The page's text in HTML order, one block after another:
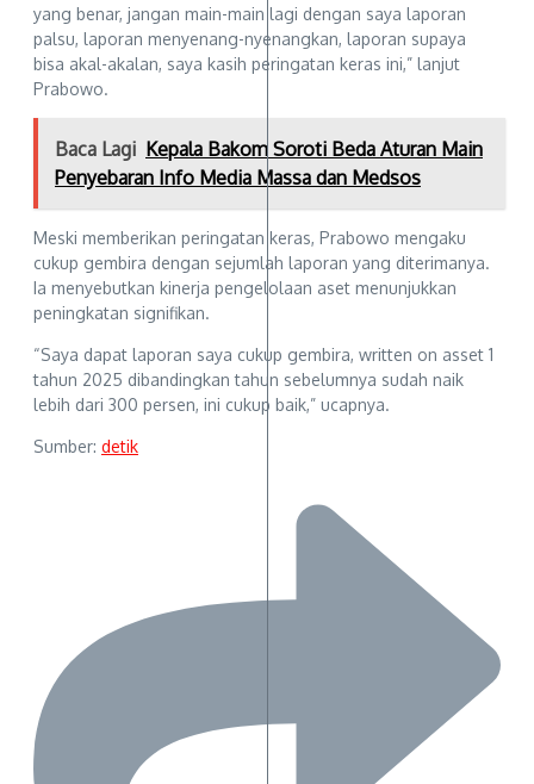
yang benar, jangan main-main lagi dengan saya laporan
palsu, laporan menyenang-nyenangkan, laporan supaya
bisa akal-akalan, saya kasih peringatan keras ini,” lanjut
Prabowo.
Baca Lagi Kepala Bakom Soroti Beda Aturan Main
Penyebaran Info Media Massa dan Medsos
Meski memberikan peringatan keras, Prabowo mengaku
cukup gembira dengan sejumlah laporan yang diterimanya.
Ia menyebutkan kinerja pengelolaan aset menunjukkan
peningkatan signifikan.
“Saya dapat laporan saya cukup gembira, written on asset 1
tahun 2025 dibandingkan tahun sebelumnya sudah naik
lebih dari 300 persen, ini cukup baik,” ucapnya.
Sumber: detik